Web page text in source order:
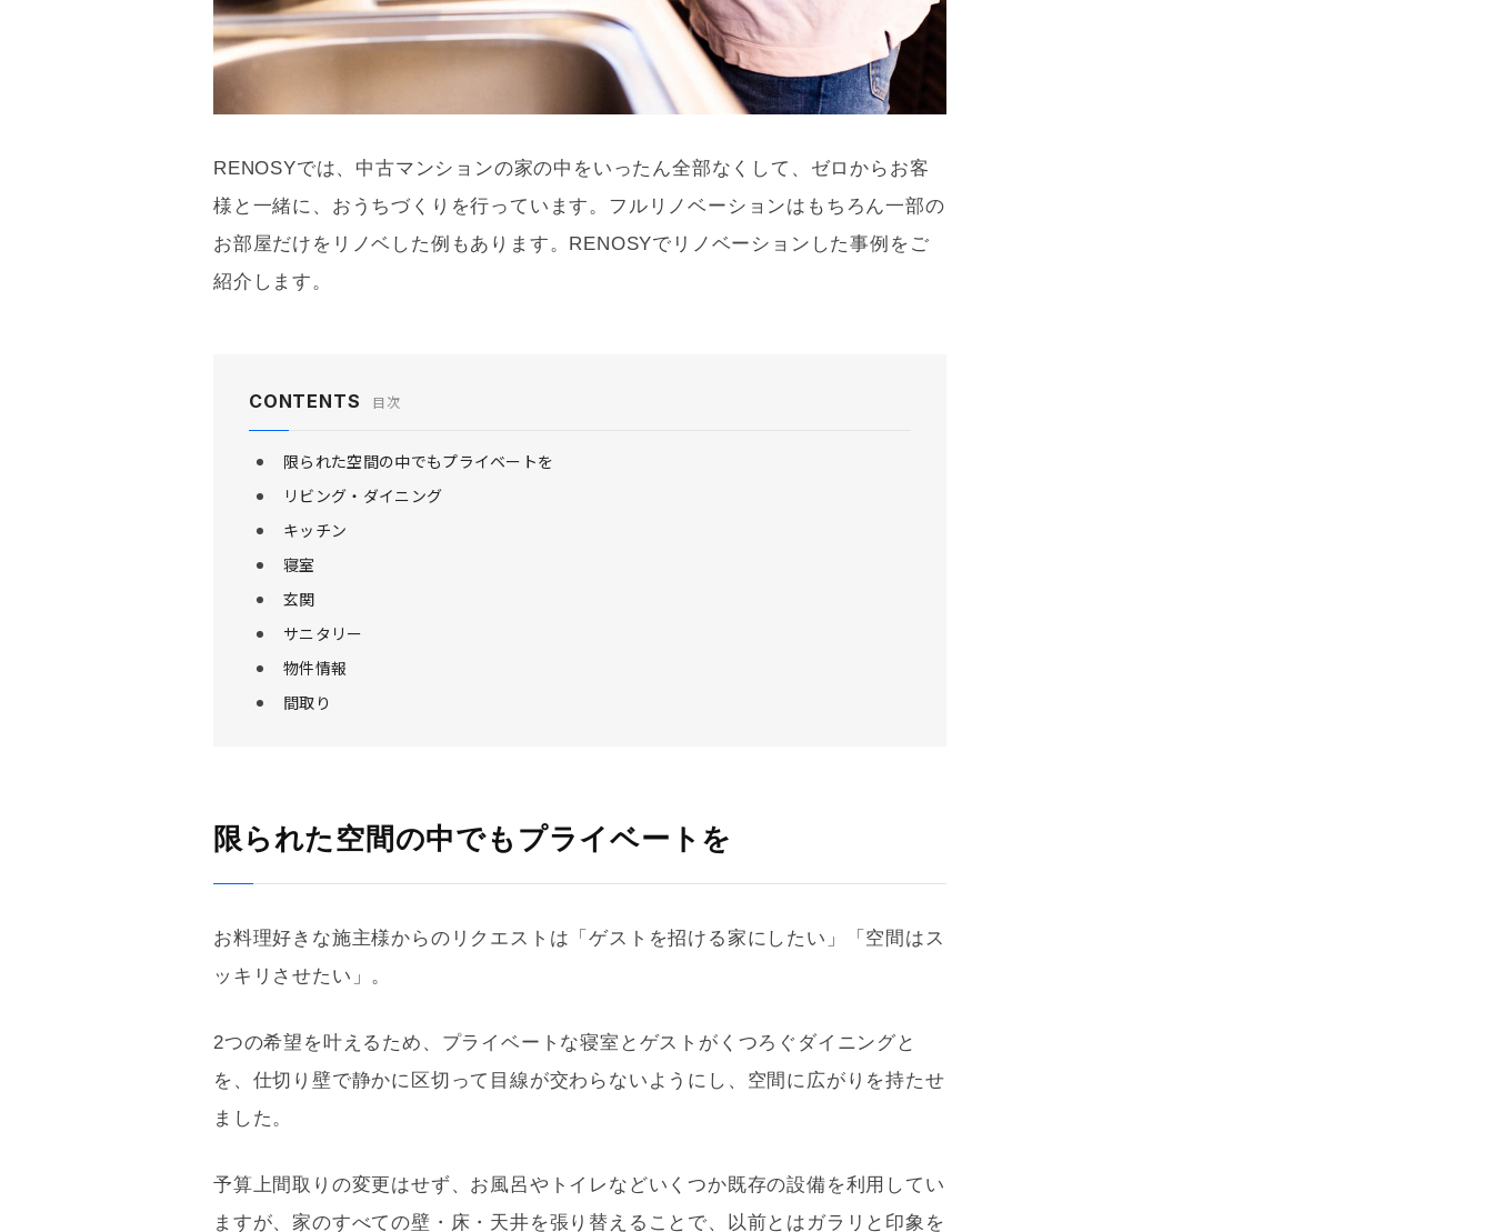
RENOSYでは、中古マンションの家の中をいったん全部なくして、ゼロからお客
様と一緒に、おうちづくりを行っています。フル リノベーションはもちろん一部の
お部屋だけをリノベした例もあります。RENOSYで リノベーション した事例をご
紹介します。
CONTENTS 目次
限られた空間の中でもプライベートを
リビング・ダイニング
キッチン
寝室
玄関
サニタリー
物件情報
間取り
限られた空間の中でもプライベートを
お料理好きな施主様からのリクエストは「ゲストを招ける家にしたい」「空間はス
ッキリさせたい」。
2つの希望を叶えるため、プライベートな寝室とゲストがくつろぐダイニングと
を、仕切り壁で静かに区切って目線が交わらないようにし、空間に広がりを持たせ
ました。
予算上間取りの変更はせず、お風呂やトイレなどいくつか既存の設備を利用してい
ますが、家のすべての壁・床・天井を張り替えることで、以前とはガラリと印象を